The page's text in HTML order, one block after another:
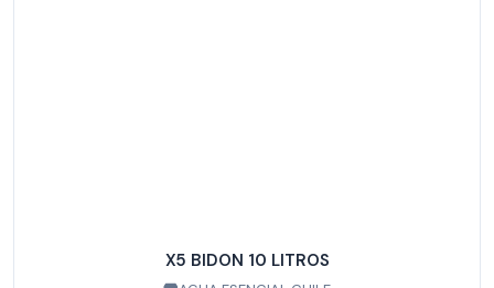
X5 BIDON 10 LITROS